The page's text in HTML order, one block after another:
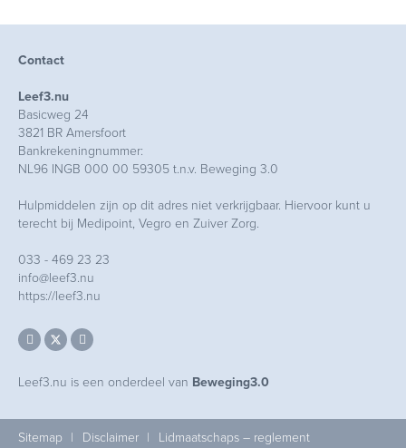
Contact
Leef3.nu
Basicweg 24
3821 BR Amersfoort
Bankrekeningnummer:
NL96 INGB 000 00 59305 t.n.v. Beweging 3.0
Hulpmiddelen zijn op dit adres niet verkrijgbaar. Hiervoor kunt u
terecht bij Medipoint, Vegro en Zuiver Zorg.
033 - 469 23 23
info@leef3.nu
https://leef3.nu
Leef3.nu is een onderdeel van Beweging3.0
Sitemap Disclaimer
Lidmaatschaps – reglement